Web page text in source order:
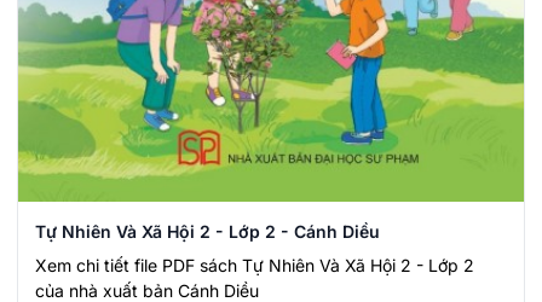
Tự Nhiên Và Xã Hội 2 - Lớp 2 - Cánh Diều
Xem chi tiết file PDF sách Tự Nhiên Và Xã Hội 2 - Lớp 2
của nhà xuất bản Cánh Diều